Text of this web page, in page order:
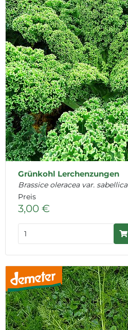
Grünkohl Lerchenzungen
Brassice oleracea var. sabellica
Preis
3,00 €